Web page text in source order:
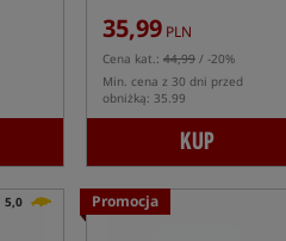
35,99 PLN
Cena kat.: 44,99 / -20%
Min. cena z 30 dni przed
obniżką: 35.99
KUP
5,0 Promocja